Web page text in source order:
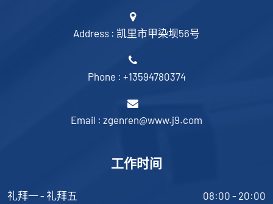
Address : 凯里市甲染坝56号
Phone : +13594780374
Email : zgenren@www.j9.com
工作时间
礼拜一 - 礼拜五 08:00 - 20:00